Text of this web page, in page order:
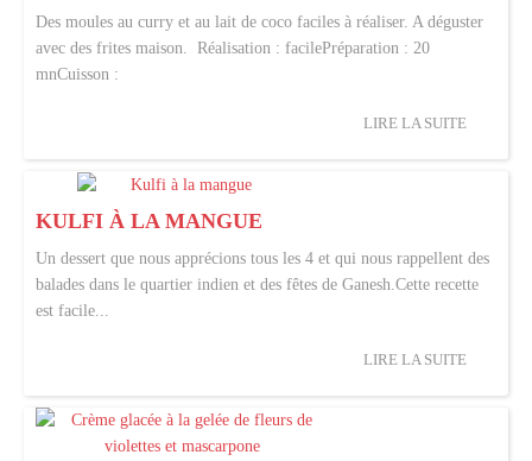
Des moules au curry et au lait de coco faciles à réaliser. A déguster
avec des frites maison. Réalisation : facilePréparation : 20
mnCuisson :
LIRE LA SUITE
KULFI À LA MANGUE
Un dessert que nous apprécions tous les 4 et qui nous rappellent des
balades dans le quartier indien et des fêtes de Ganesh.Cette recette
est facile...
LIRE LA SUITE